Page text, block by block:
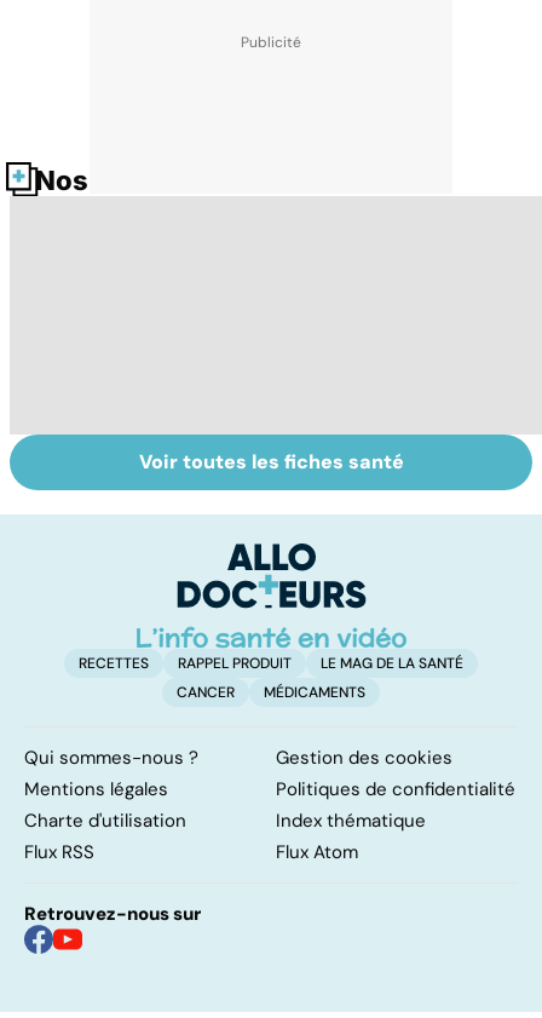
Nos fiches santé
Le TDAH, un
trouble de
hyperactivité
Accident
vasculaire
également
touché
Voir toutes les fiches santé
RECETTES RAPPEL PRODUIT
LE MAG DE LA SANTÉ
CANCER
MÉDICAMENTS
Qui sommes-nous ?
Gestion des cookies
Mentions légales
Politiques de confidentialité
Charte d'utilisation
Index thématique
Flux RSS
Flux Atom
Retrouvez-nous sur